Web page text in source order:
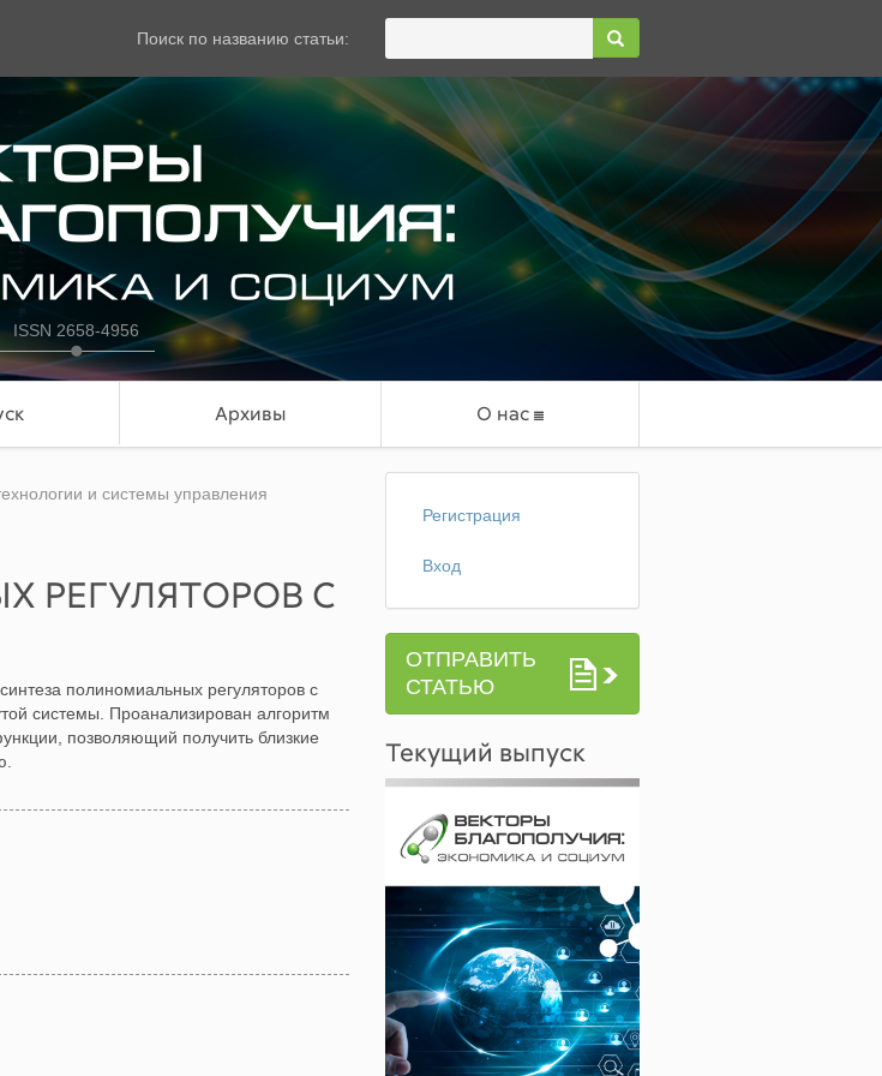
Поиск по названию статьи:
ISSN 2658-4956
Архивы О нас
и системы управления
РЕГУЛЯТОРОВ С
полиномиальных регуляторов с
системы. Проанализирован алгоритм
позволяющий получить близкие
Регистрация
Вход
ОТПРАВИТЬ
СТАТЬЮ
Текущий выпуск